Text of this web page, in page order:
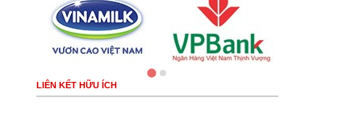
LIÊN KẾT HỮU ÍCH